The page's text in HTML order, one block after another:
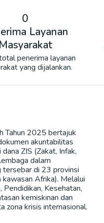
0
Layanan
Masyarakat
penerima layanan
yang dijalankan.
Tahun 2025 bertajuk
akuntabilitas
ZIS (Zakat, Infak,
dalam
di 23 provinsi
kawasan Afrika). Melalui
Pendidikan, Kesehatan,
kemiskinan dan
zona krisis internasional.